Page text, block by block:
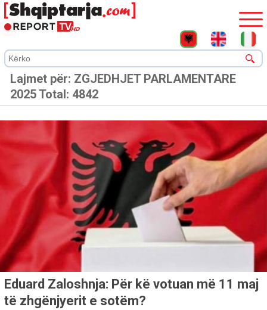
Lajmet për: ZGJEDHJET PARLAMENTARE
2025Total: 4842
Eduard Zaloshnja: Për kë votuan më 11 maj
të zhgënjyerit e sotëm?